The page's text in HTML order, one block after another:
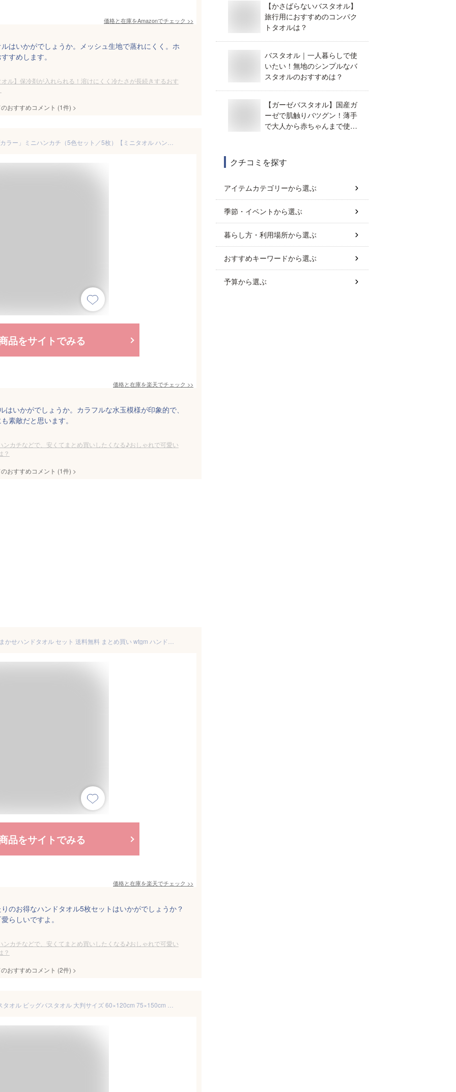
価格と在庫をAmazonでチェック >>
はいかがでしょうか。メッシュ生地で蒸れにくく。ホ
すめします。
ル】保冷剤が入れられる！溶けにくく冷たさが長続きするおす
おすすめコメント (1件) >
品をサイトでみる
価格と在庫を楽天でチェック >>
いかがでしょうか。カラフルな水玉模様が印象的で、
素敵だと思います。
ンカチなどで、安くてまとめ買いしたくなる♪おしゃれで可愛い
？
おすすめコメント (1件) >
品をサイトでみる
価格と在庫を楽天でチェック >>
のお得なハンドタオル5枚セットはいかがでしょうか？
らしいですよ。
ンカチなどで、安くてまとめ買いしたくなる♪おしゃれで可愛い
？
おすすめコメント (2件) >
【かさばらないバスタオル】
旅行用におすすめのコンパク
トタオルは？
バスタオル｜一人暮らしで使
いたい！無地のシンプルなバ
スタオルのおすすめは？
【ガーゼバスタオル】国産ガ
ーゼで肌触りバツグン！薄手
で大人から赤ちゃんまで使え
クチコミを探す
アイテムカテゴリーから選ぶ
季節・イベントから選ぶ
暮らし方・利用場所から選ぶ
おすすめキーワードから選ぶ
予算から選ぶ